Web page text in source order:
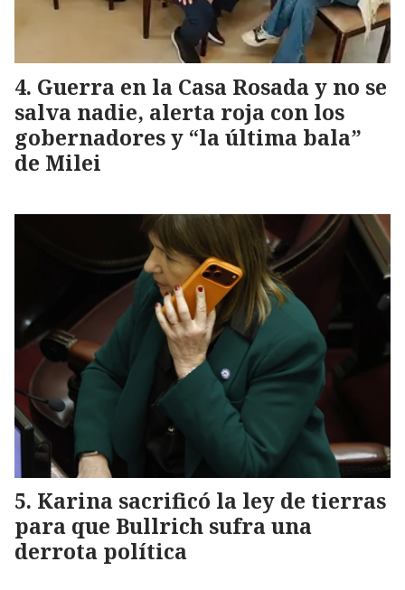
Guerra en la Casa Rosada y no se
salva nadie, alerta roja con los
gobernadores y “la última bala”
de Milei
Karina sacrificó la ley de tierras
para que Bullrich sufra una
derrota política